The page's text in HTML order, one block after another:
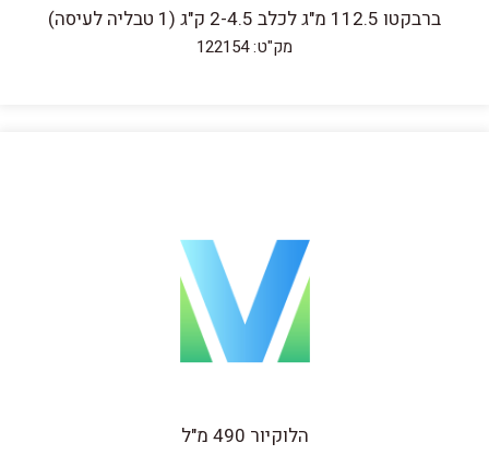
ברבקטו 112.5 מ"ג לכלב 2-4.5 ק"ג (1 טבליה לעיסה)
מק"ט: 122154
הלוקיור 490 מ"ל